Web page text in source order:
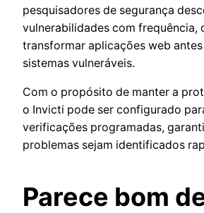
pesquisadores de segurança
vulnerabilidades com frequência,
transformar aplicações web antes
sistemas vulneráveis.
Com o propósito de manter a
o Invicti pode ser configurado
verificações programadas,
problemas sejam identificados
Parece bom